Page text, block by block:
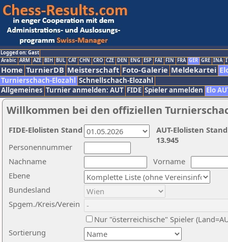
Logged on: Gast
Arabic ARM AZE BIH BUL CAT CHN CRO CZE DEN ENG ESP FAI FIN FRA GER GRE INA
Home TurnierDB Meisterschaft Foto-Galerie Meldekartei
Turnierschach-Elozahl Schnellschach-Elozahl
Allgemeines Turnier anmelden: AUT FIDE Spieler anmelden Elo
Willkommen bei den offiziellen
Nachname
Vorname
Ebene
Sortierung
Personennummer
Bundesland
Spgem./Kreis/Verein
Nur "österreichische" Spieler
AUT-Elolisten
13.945
FIDE-Elolisten Stand